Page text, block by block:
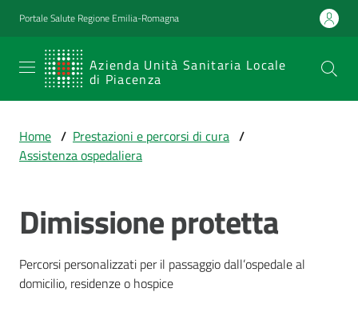
Vai al contenuto
Vai alla navigazione
Vai al footer
Portale Salute Regione Emilia-Romagna
Azienda Unità Sanitaria Locale
di Piacenza
SERVIZIO
SANITARIO
Emilia-
Romagna
Sanitaria Locale
di Piacenza
Prestazioni
Home / Prestazioni e percorsi di cura /
Assistenza ospedaliera
Dimissione protetta
Percorsi personalizzati per il passaggio dall’ospedale al
domicilio, residenze o hospice